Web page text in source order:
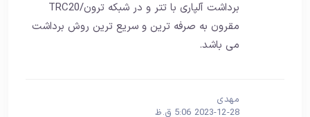
برداشت آلپاری با تتر و در شبکه ترون/TRC20
مقرون به صرفه ترین و سریع ترین روش برداشت
می باشد.
مهدی
2023-12-28 5:06 ق.ظ